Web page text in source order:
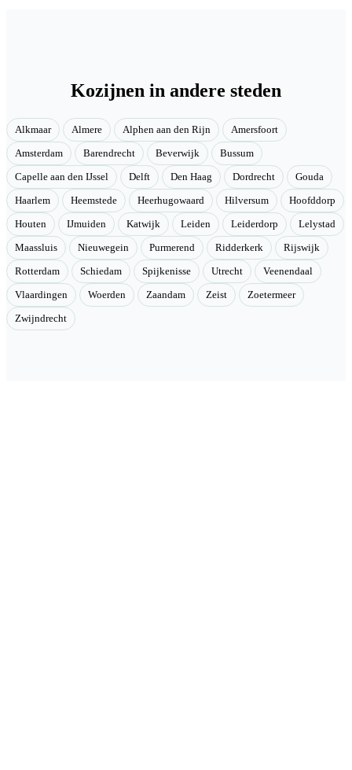
Kozijnen in andere steden
Alkmaar Almere Alphen aan den Rijn Amersfoort
Amsterdam Barendrecht Beverwijk Bussum
Capelle aan den IJssel Delft Den Haag Dordrecht Gouda
Haarlem Heemstede Heerhugowaard Hilversum Hoofddorp
Houten IJmuiden Katwijk Leiden Leiderdorp Lelystad
Maassluis Nieuwegein Purmerend Ridderkerk Rijswijk
Rotterdam Schiedam Spijkenisse Utrecht Veenendaal
Vlaardingen Woerden Zaandam Zeist Zoetermeer
Zwijndrecht